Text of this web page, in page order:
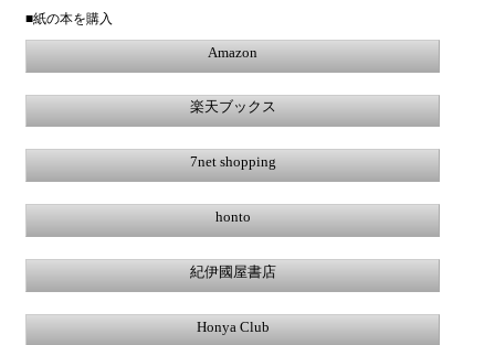
■紙の本を購入
Amazon
楽天ブックス
7net shopping
honto
紀伊國屋書店
Honya Club